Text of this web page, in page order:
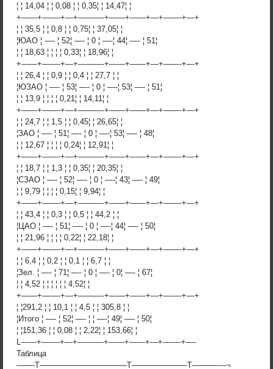
¦ ¦ 14,04 ¦ ¦ 0,08 ¦ ¦ 0,35¦ ¦ 14,47¦ ¦
+——+——-+—+———-+——+——+—+——-+—+
¦ ¦ 35,5 ¦ ¦ 0,8 ¦ ¦ 0,75¦ ¦ 37,05¦ ¦
¦ЮАО ¦ —- ¦ 52¦ —- ¦ 0 ¦ —-¦ 44¦ —- ¦ 51¦
¦ ¦ 18,63 ¦ ¦ ¦ ¦ 0,33¦ ¦ 18,96¦ ¦
+——+——-+—+———-+——+——+—+——-+—+
¦ ¦ 26,4 ¦ ¦ 0,9 ¦ ¦ 0,4 ¦ ¦ 27,7 ¦ ¦
¦ЮЗАО ¦ —- ¦ 53¦ —- ¦ 0 ¦ —-¦ 53¦ —- ¦ 51¦
¦ ¦ 13,9 ¦ ¦ ¦ ¦ 0,21¦ ¦ 14,11¦ ¦
+——+——-+—+———-+——+——+—+——-+—+
¦ ¦ 24,7 ¦ ¦ 1,5 ¦ ¦ 0,45¦ ¦ 26,65¦ ¦
¦ЗАО ¦ —- ¦ 51¦ —- ¦ 0 ¦ —-¦ 53¦ —- ¦ 48¦
¦ ¦ 12,67 ¦ ¦ ¦ ¦ 0,24¦ ¦ 12,91¦ ¦
+——+——-+—+———-+——+——+—+——-+—+
¦ ¦ 18,7 ¦ ¦ 1,3 ¦ ¦ 0,35¦ ¦ 20,35¦ ¦
¦СЗАО ¦ —- ¦ 52¦ —- ¦ 0 ¦ —-¦ 43¦ —- ¦ 49¦
¦ ¦ 9,79 ¦ ¦ ¦ ¦ 0,15¦ ¦ 9,94¦ ¦
+——+——-+—+———-+——+——+—+——-+—+
¦ ¦ 43,4 ¦ ¦ 0,3 ¦ ¦ 0,5 ¦ ¦ 44,2 ¦ ¦
¦ЦАО ¦ —- ¦ 51¦ —- ¦ 0 ¦ —-¦ 44¦ —- ¦ 50¦
¦ ¦ 21,96 ¦ ¦ ¦ ¦ 0,22¦ ¦ 22,18¦ ¦
+——+——-+—+———-+——+——+—+——-+—+
¦ ¦ 6,4 ¦ ¦ 0,2 ¦ ¦ 0,1 ¦ ¦ 6,7 ¦ ¦
¦Зел. ¦ —- ¦ 71¦ —- ¦ 0 ¦ —- ¦ 0¦ —- ¦ 67¦
¦ ¦ 4,52 ¦ ¦ ¦ ¦ ¦ ¦ 4,52¦ ¦
+——+——-+—+———-+——+——+—+——-+—+
¦ ¦291,2 ¦ ¦ 10,1 ¦ ¦ 4,5 ¦ ¦ 305,8 ¦ ¦
¦Итого ¦ —- ¦ 52¦ —- ¦ ¦ —-¦ 49¦ —- ¦ 50¦
¦ ¦151,36 ¦ ¦ 0,08 ¦ ¦ 2,22¦ ¦ 153,66¦ ¦
L——+——-+—+———-+——+——+—+——-+—-
Таблица
——-T———————————T———————T————-¬